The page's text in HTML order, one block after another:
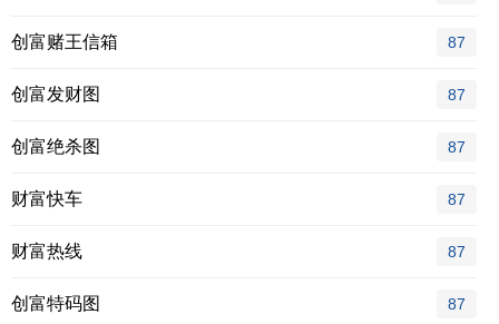
创富赌王信箱 87
创富发财图 87
创富绝杀图 87
财富快车 87
财富热线 87
创富特码图 87